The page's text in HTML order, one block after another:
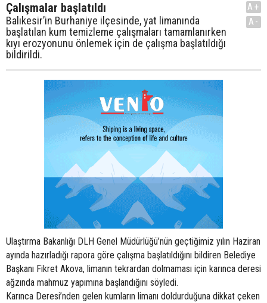
Çalışmalar başlatıldı
Balıkesir’in Burhaniye ilçesinde, yat limanında
başlatılan kum temizleme çalışmaları tamamlanırken
kıyı erozyonunu önlemek için de çalışma başlatıldığı
bildirildi.
A+
A-
Ulaştırma Bakanlığı DLH Genel Müdürlüğü’nün geçtiğimiz yılın Haziran
ayında hazırladığı rapora göre çalışma başlatıldığını bildiren Belediye
Başkanı Fikret Akova, limanın tekrardan dolmaması için karınca deresi
ağzında mahmuz yapımına başlandığını söyledi.
Karınca Deresi’nden gelen kumların limanı doldurduğuna dikkat çeken